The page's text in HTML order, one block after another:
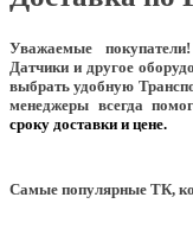
Уважаемые покупатели!
Датчики и другое
выбрать удобную
менеджеры всегда
сроку доставки и цене.
Самые популярные ТК,